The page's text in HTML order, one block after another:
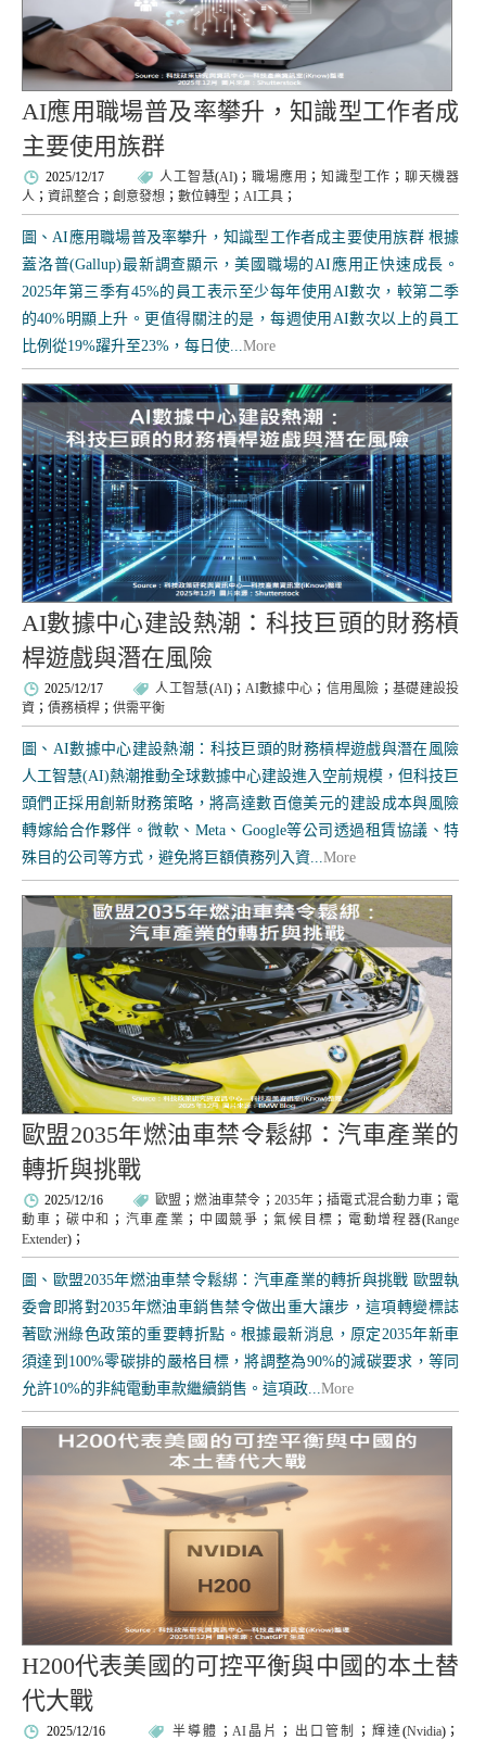
AI應用職場普及率攀升，知識型工作者成
主要使用族群
2025/12/17 人工智慧(AI)； 職場應用 ； 知識型工作 ； 聊天機器
人 ； 資訊整合 ； 創意發想 ； 數位轉型 ； AI工具 ；
圖、AI應用職場普及率攀升，知識型工作者成主要使用族群 根據
蓋洛普(Gallup)最新調查顯示，美國職場的AI應用正快速成長。
2025年第三季有45%的員工表示至少每年使用AI數次，較第二季
的40%明顯上升。更值得關注的是，每週使用AI數次以上的員工
比例從19%躍升至23%，每日使...More
AI數據中心建設熱潮：科技巨頭的財務槓
桿遊戲與潛在風險
2025/12/17 人工智慧(AI)； AI數據中心 ； 信用風險 ； 基礎建設投
資 ； 債務槓桿 ； 供需平衡
圖、AI數據中心建設熱潮：科技巨頭的財務槓桿遊戲與潛在風險
人工智慧(AI)熱潮推動全球數據中心建設進入空前規模，但科技巨
頭們正採用創新財務策略，將高達數百億美元的建設成本與風險
轉嫁給合作夥伴。微軟、Meta、Google等公司透過租賃協議、特
殊目的公司等方式，避免將巨額債務列入資...More
歐盟2035年燃油車禁令鬆綁：汽車產業的
轉折與挑戰
2025/12/16 歐盟 ；燃油車禁令 ； 2035年 ；插電式混合動力車 ； 電
動車 ； 碳中和 ； 汽車產業 ； 中國競爭 ； 氣候目標 ； 電動增程器(Range
Extender)；
圖、歐盟2035年燃油車禁令鬆綁：汽車產業的轉折與挑戰 歐盟執
委會即將對2035年燃油車銷售禁令做出重大讓步，這項轉變標誌
著歐洲綠色政策的重要轉折點。根據最新消息，原定2035年新車
須達到100%零碳排的嚴格目標，將調整為90%的減碳要求，等同
允許10%的非純電動車款繼續銷售。這項政...More
H200代表美國的可控平衡與中國的本土替
代大戰
2025/12/16 半導體 ； AI晶片 ； 出口管制 ； 輝達(Nvidia)；